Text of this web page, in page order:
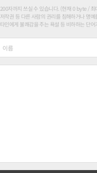
200자까지 쓰실 수 있습니다. (현재 0 byte /
저작권 등 다른 사람의 권리를 침해하거나 명
타인에게 불쾌감을 주는 욕설 등 비하하는 단